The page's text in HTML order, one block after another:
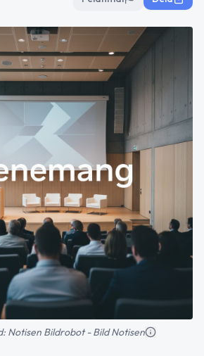
Notisen Bildrobot - Bild Notisen